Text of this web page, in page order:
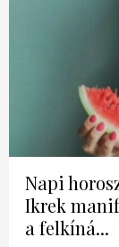
Napi
Ikrek
a felkíná...